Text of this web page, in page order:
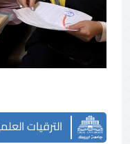
الترقيات